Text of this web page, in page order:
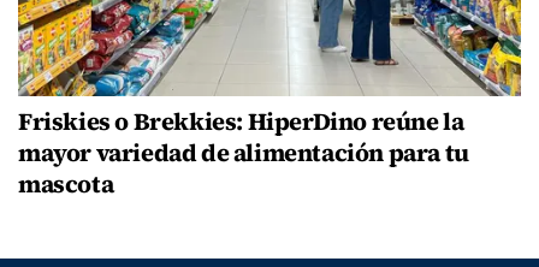
Friskies o Brekkies: HiperDino reúne la
mayor variedad de alimentación para tu
mascota